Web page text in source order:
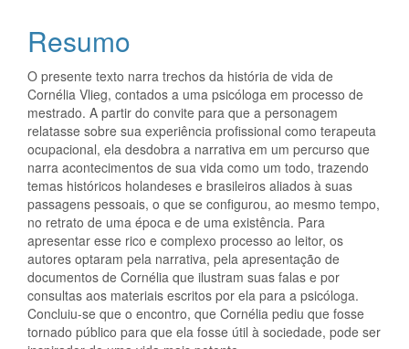
Resumo
O presente texto narra trechos da história de vida de
Cornélia Vlieg, contados a uma psicóloga em processo de
mestrado. A partir do convite para que a personagem
relatasse sobre sua experiência profissional como terapeuta
ocupacional, ela desdobra a narrativa em um percurso que
narra acontecimentos de sua vida como um todo, trazendo
temas históricos holandeses e brasileiros aliados à suas
passagens pessoais, o que se configurou, ao mesmo tempo,
no retrato de uma época e de uma existência. Para
apresentar esse rico e complexo processo ao leitor, os
autores optaram pela narrativa, pela apresentação de
documentos de Cornélia que ilustram suas falas e por
consultas aos materiais escritos por ela para a psicóloga.
Concluiu-se que o encontro, que Cornélia pediu que fosse
tornado público para que ela fosse útil à sociedade, pode ser